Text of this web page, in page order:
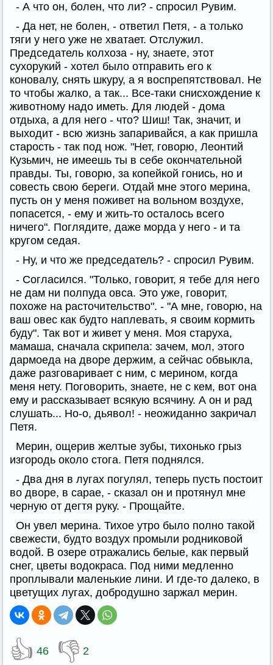
- А что он, болен, что ли? - спросил Рувим.
- Да нет, не болен, - ответил Петя, - а только
тяги у него уже не хватает. Отслужил.
Председатель колхоза - ну, знаете, этот
сухорукий - хотел было отправить его к
коновалу, снять шкуру, а я воспрепятствовал. Не
то чтобы жалко, а так... Все-таки снисхождение к
животному надо иметь. Для людей - дома
отдыха, а для него - что? Шиш! Так, значит, и
выходит - всю жизнь запаривайся, а как пришла
старость - так под нож. "Нет, говорю, Леонтий
Кузьмич, не имеешь ты в себе окончательной
правды. Ты, говорю, за копейкой гонись, но и
совесть свою береги. Отдай мне этого мерина,
пусть он у меня поживет на вольном воздухе,
попасется, - ему и жить-то осталось всего
ничего". Поглядите, даже морда у него - и та
кругом седая.
- Ну, и что же председатель? - спросил Рувим.
- Согласился. "Только, говорит, я тебе для него
не дам ни полпуда овса. Это уже, говорит,
похоже на расточительство". - "А мне, говорю, на
ваш овес как будто наплевать, я своим кормить
буду". Так вот и живет у меня. Моя старуха,
мамаша, сначала скрипела: зачем, мол, этого
дармоеда на дворе держим, а сейчас обвыкла,
даже разговаривает с ним, с мерином, когда
меня нету. Поговорить, знаете, не с кем, вот она
ему и рассказывает всякую всячину. А он и рад
слушать... Но-о, дьявол! - неожиданно закричал
Петя.
Мерин, ощерив желтые зубы, тихонько грыз
изгородь около стога. Петя поднялся.
- Два дня в лугах погулял, теперь пусть постоит
во дворе, в сарае, - сказал он и протянул мне
черную от дегтя руку. - Прощайте.
Он увел мерина. Тихое утро было полно такой
свежести, будто воздух промыли родниковой
водой. В озере отражались белые, как первый
снег, цветы водокраса. Под ними медленно
проплывали маленькие лини. И где-то далеко, в
цветущих лугах, добродушно заржал мерин.
👍 46 👎 2